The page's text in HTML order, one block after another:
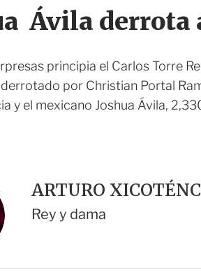
r
Ávila derrota
principia el Carlos Torre
por Christian Portal
y el mexicano Joshua Ávila,
ARTURO
Rey y dama